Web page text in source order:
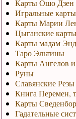
Карты Ошо Дзен
Игральные карты
Карты Марии
Цыганские карты
Карты мадам
Таро Эльтины
Карты Ангелов и
Руны
Славянские Резы
Книга Перемен,
Карты
Гадательные